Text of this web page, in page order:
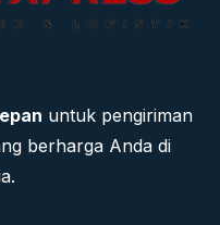
untuk pengiriman
berharga Anda di